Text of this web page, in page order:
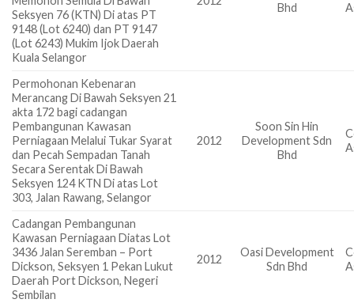
Seksyen 76 (KTN) Di atas PT
9148 (Lot 6240) dan PT 9147
(Lot 6243) Mukim Ijok Daerah
Kuala Selangor
Bhd
Permohonan Kebenaran
Merancang Di Bawah Seksyen 21
akta 172 bagi cadangan
Pembangunan Kawasan
Perniagaan Melalui Tukar Syarat
dan Pecah Sempadan Tanah
Secara Serentak Di Bawah
Seksyen 124 KTN Di atas Lot
303, Jalan Rawang, Selangor
2012
Soon Sin Hin
Development Sdn
Bhd
Cadangan Pembangunan
Kawasan Perniagaan Diatas Lot
3436 Jalan Seremban – Port
Dickson, Seksyen 1 Pekan Lukut
Daerah Port Dickson, Negeri
Sembilan
2012
Oasi Development
Sdn Bhd